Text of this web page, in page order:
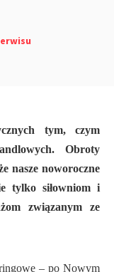
tym, czym
Obroty
nasze noworoczne
tylko siłowniom i
związanym ze
– po Nowym